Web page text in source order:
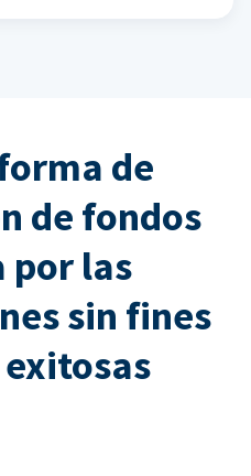
de
de fondos
por las
sin fines